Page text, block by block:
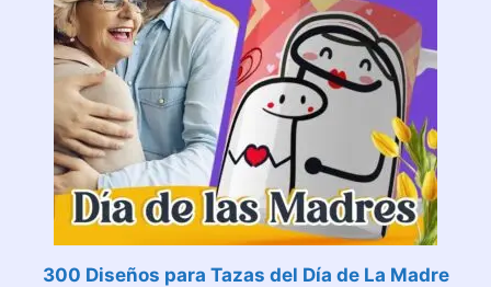
300 Diseños para Tazas del Día de La Madre